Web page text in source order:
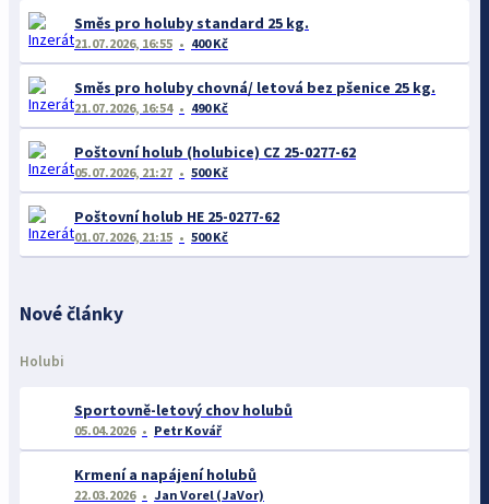
Směs pro holuby standard 25 kg.
21.07.2026, 16:55 400 Kč
Směs pro holuby chovná/ letová bez pšenice 25 kg.
21.07.2026, 16:54 490 Kč
Poštovní holub (holubice) CZ 25-0277-62
05.07.2026, 21:27 500 Kč
Poštovní holub HE 25-0277-62
01.07.2026, 21:15 500 Kč
Nové články
Holubi
Sportovně-letový chov holubů
05.04.2026 Petr Kovář
Krmení a napájení holubů
22.03.2026 Jan Vorel (JaVor)